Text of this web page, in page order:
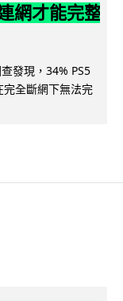
網才能完整
發現，34% PS5
全斷網下無法完